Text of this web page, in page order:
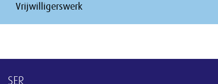
Vrijwilligerswerk
SER